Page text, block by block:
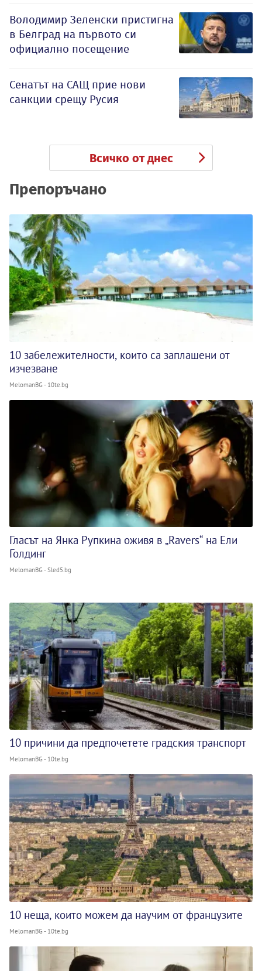
Володимир Зеленски пристигна
в Белград на първото си
официално посещение
Сенатът на САЩ прие нови
санкции срещу Русия
Всичко от днес
Препоръчано
10 забележителности, които са заплашени от
изчезване
MelomanBG - 10te.bg
Гласът на Янка Рупкина оживя в „Ravers“ на Ели
Голдинг
MelomanBG - Sled5.bg
10 причини да предпочетете градския транспорт
MelomanBG - 10te.bg
10 неща, които можем да научим от французите
MelomanBG - 10te.bg